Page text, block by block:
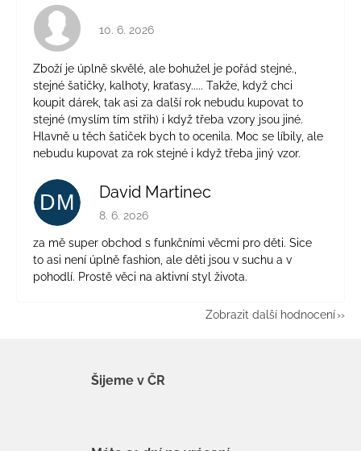
Hodnocení obchodu je 4 z 5 hvězdiček.
10. 6. 2026
Zboží je úplně skvělé, ale bohužel je pořád stejné.,
stejné šatičky, kalhoty, kraťasy..... Takže, když chci
koupit dárek, tak asi za další rok nebudu kupovat to
stejné (myslím tím střih) i když třeba vzory jsou jiné.
Hlavně u těch šatiček bych to ocenila. Moc se líbily, ale
nebudu kupovat za rok stejné i když třeba jiný vzor.
DM David Martinec
Hodnocení obchodu je 5 z 5 hvězdiček.
8. 6. 2026
za mě super obchod s funkčními věcmi pro děti. Sice
to asi není úplně fashion, ale děti jsou v suchu a v
pohodlí. Prostě věci na aktivní styl života.
Zobrazit další hodnocení
Šijeme v ČR